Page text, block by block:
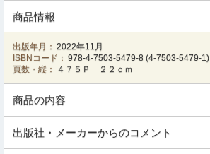
商品情報
出版年月： 2022年11月
ISBNコード： 978-4-7503-5479-8 (4-7503-5479-1)
頁数・縦：
４７５Ｐ ２２ｃｍ
商品の内容
出版社・メーカーからのコメント